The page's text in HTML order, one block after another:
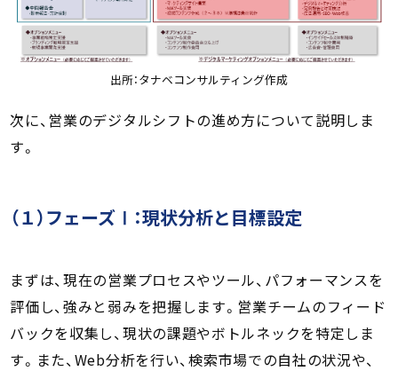
出所：タナベコンサルティング作成
次に、営業のデジタルシフトの進め方について説明しま
す。
（１）フェーズⅠ：現状分析と目標設定
まずは、現在の営業プロセスやツール、パフォーマンスを
評価し、強みと弱みを把握します。営業チームのフィード
バックを収集し、現状の課題やボトルネックを特定しま
す。また、Web分析を行い、検索市場での自社の状況や、